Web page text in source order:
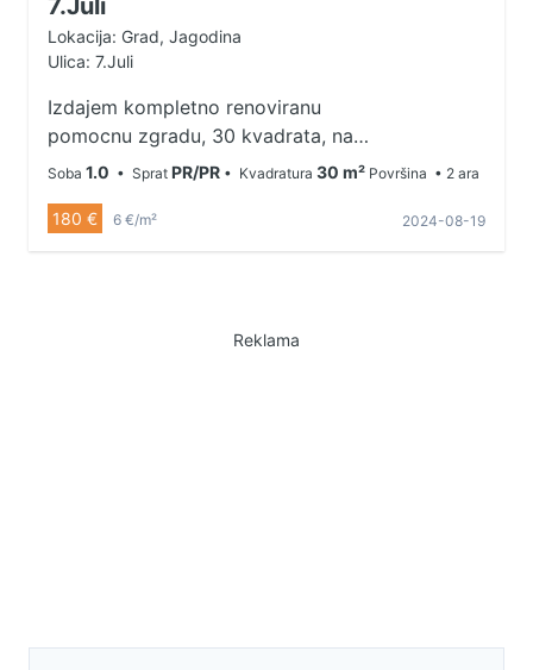
7.Juli
Lokacija: Grad, Jagodina
Ulica: 7.Juli
Izdajem kompletno renoviranu
pomocnu zgradu, 30 kvadrata, na
5 minuta od Uciteljskog fakulteta,
minuta od centra grada. Grejanje
na struju, inverter klima, internet,
obavezan u visini jedne kirije.
Soba 1.0 • Sprat PR/PR • Kvadratura 30 m² Površina • 2 ara
180 € 6 €/m² 2024-08-19
Reklama